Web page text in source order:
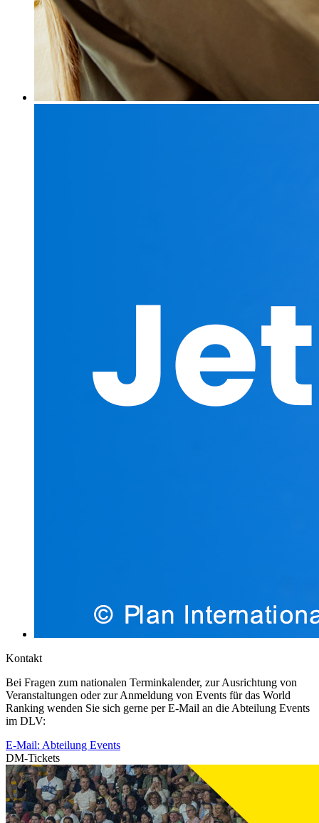
Kontakt
Bei Fragen zum nationalen Terminkalender, zur Ausrichtung von
Veranstaltungen oder zur Anmeldung von Events für das World
Ranking wenden Sie sich gerne per E-Mail an die Abteilung Events
im DLV:
E-Mail: Abteilung Events
DM-Tickets